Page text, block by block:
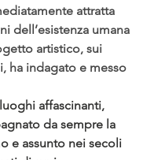
attratta
dell’esistenza umana
artistico, sui
ha indagato e messo
affascinanti,
da sempre la
e assunto nei secoli